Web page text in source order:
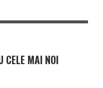
CELE MAI NOI